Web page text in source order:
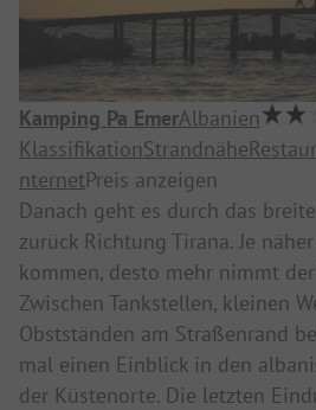
Kamping Pa EmerAlbanien
KlassifikationStrandnähe
nternetPreis anzeigen
Danach geht es durch das
zurück Richtung Tirana. Je
kommen, desto mehr nimmt
Zwischen Tankstellen, kleinen
Obstständen am Straßenrand
mal einen Einblick in den
der Küstenorte. Die letzten